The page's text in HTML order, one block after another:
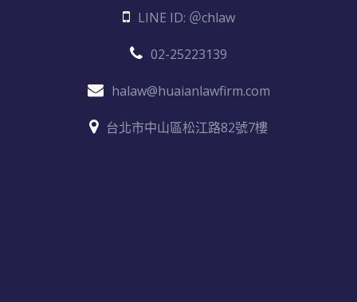
LINE ID: ＠chlaw
02-25223139
halaw@huaianlawfirm.com
台北市中山區松江路82號7樓